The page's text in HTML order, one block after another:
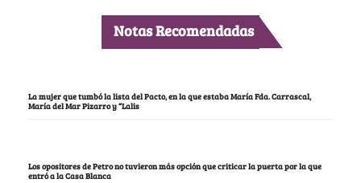
Notas Recomendadas
La mujer que tumbó la lista del Pacto, en la que estaba María Fda. Carrascal,
María del Mar Pizarro y “Lalis
Los opositores de Petro no tuvieron más opción que criticar la puerta por la que
entró a la Casa Blanca